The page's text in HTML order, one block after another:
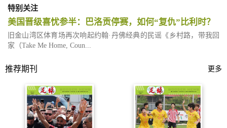
特别关注
美国晋级喜忧参半：巴洛贡停赛，如何“复仇”比利时？
旧金山湾区体育场再次响起约翰·丹佛经典的民谣《乡村路，带我回
家（Take Me Home, Coun...
推荐期刊 更多